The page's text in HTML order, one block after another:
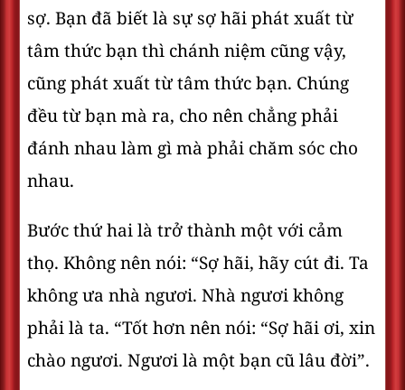
sợ. Bạn đã biết là sự sợ hãi phát xuất từ
tâm thức bạn thì chánh niệm cũng vậy,
cũng phát xuất từ tâm thức bạn. Chúng
đều từ bạn mà ra, cho nên chẳng phải
đánh nhau làm gì mà phải chăm sóc cho
nhau.
Bước thứ hai là trở thành một với cảm
thọ. Không nên nói: “Sợ hãi, hãy cút đi. Ta
không ưa nhà ngươi. Nhà ngươi không
phải là ta. “Tốt hơn nên nói: “Sợ hãi ơi, xin
chào ngươi. Ngươi là một bạn cũ lâu đời”.